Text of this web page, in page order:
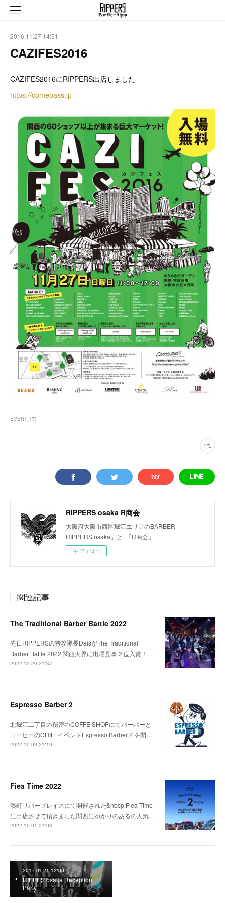
2016.11.27 14:51
CAZIFES2016
CAZIFES2016にRIPPERS出店しました
https://comepass.jp
EVENT(17)
RIPPERS osaka R商会
大阪府大阪市西区堀江エリアのBARBER「
RIPPERS osaka」と ｢R商会」
フォロー
関連記事
The Traditional Barber Battle 2022
先日RIPPERSの特攻隊長DaisがThe Traditional
Barber Battle 2022 関西大界に出場見事２位入賞！…
2022.12.20 21:37
Espresso Barber 2
北堀江二丁目の秘密のCOFFE SHOPにてバーバーと
コーヒーのCHILLイベントEspresso Barber 2 を開…
2022.10.09 21:19
Fiea Time 2022
湊町リバープレイスにて開催された&nbsp;Fiea Time
に出店させて頂きました関西にゆかりのあるの人気…
2022.10.01 21:03
2017.01.21 12:00
RIPPES osaka Reception
Party